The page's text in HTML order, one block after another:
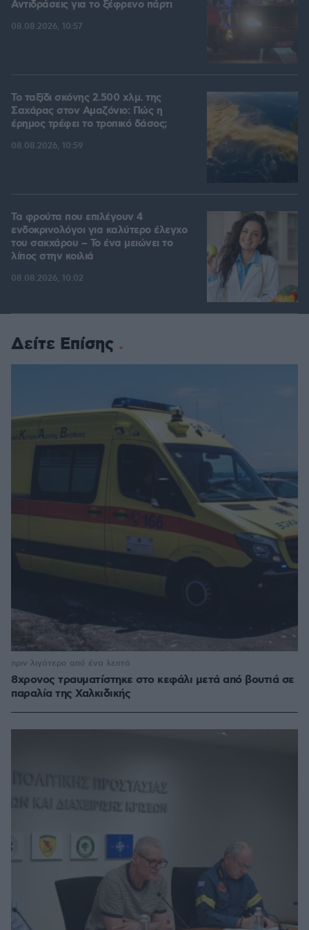
Αντιδράσεις για το ξέφρενο πάρτι
08.08.2026, 10:57
Το ταξίδι σκόνης 2.500 χλμ. της
Σαχάρας στον Αμαζόνιο: Πώς η
έρημος τρέφει το τροπικό δάσος;
08.08.2026, 10:59
Τα φρούτα που επιλέγουν 4
ενδοκρινολόγοι για καλύτερο έλεγχο
του σακχάρου – Το ένα μειώνει το
λίπος στην κοιλιά
08.08.2026, 10:02
Δείτε Επίσης
8χρονος τραυματίστηκε στο κεφάλι μετά από βουτιά σε
παραλία της Χαλκιδικής
πριν λιγότερο από ένα λεπτό